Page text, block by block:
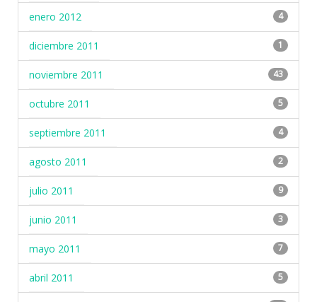
enero 2012 4
diciembre 2011 1
noviembre 2011 43
octubre 2011 5
septiembre 2011 4
agosto 2011 2
julio 2011 9
junio 2011 3
mayo 2011 7
abril 2011 5